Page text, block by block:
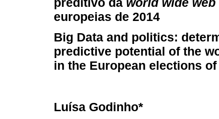
europeias de 2014
Big Data and politics:
predictive potential of the
in the European elections of
Luísa Godinho*